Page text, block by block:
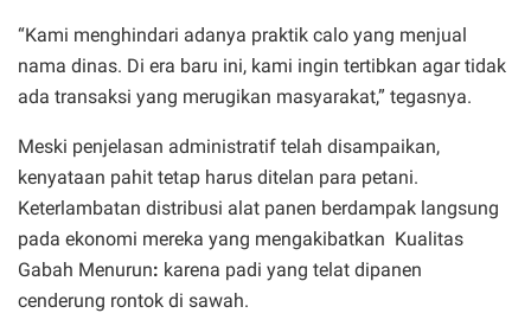
“Kami menghindari adanya praktik calo yang menjual
nama dinas. Di era baru ini, kami ingin tertibkan agar tidak
ada transaksi yang merugikan masyarakat,” tegasnya.
Meski penjelasan administratif telah disampaikan,
kenyataan pahit tetap harus ditelan para petani.
Keterlambatan distribusi alat panen berdampak langsung
pada ekonomi mereka yang mengakibatkan Kualitas
Gabah Menurun: karena padi yang telat dipanen
cenderung rontok di sawah.